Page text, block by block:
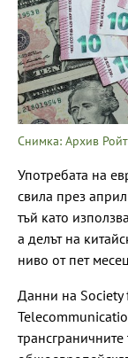
Снимка: Архив
Употребата на
свила през
тъй като
а делът на
ниво от пет
Данни на